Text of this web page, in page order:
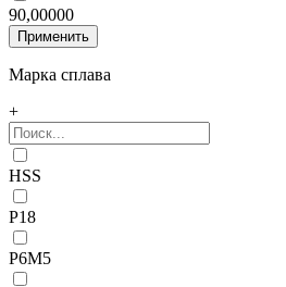
90,00000
Марка сплава
+
HSS
Р18
Р6М5